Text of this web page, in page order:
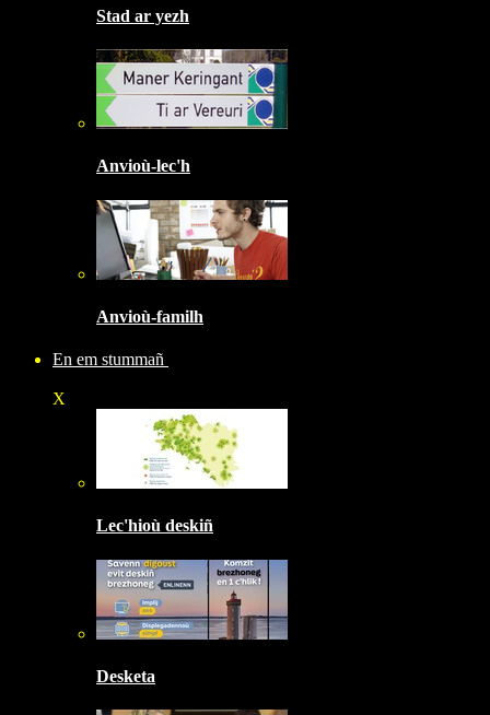
Stad ar yezh
Anvioù-lec'h
Anvioù-familh
En em stummañ
X
Lec'hioù deskiñ
Desketa